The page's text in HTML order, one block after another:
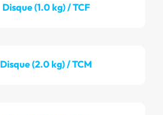
Disque (1.0 kg) / TCF
Disque (2.0 kg) / TCM